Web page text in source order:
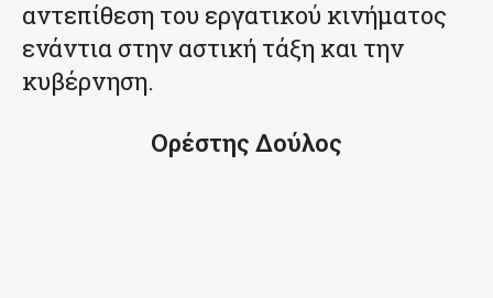
αντεπίθεση του εργατικού κινήματος
ενάντια στην αστική τάξη και την
κυβέρνηση.
Ορέστης Δούλος